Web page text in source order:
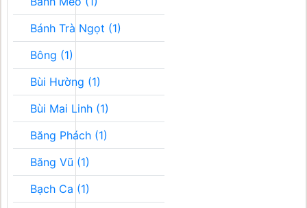
Bánh Trà Ngọt (1)
Bông (1)
Bùi Hường (1)
Bùi Mai Linh (1)
Băng Phách (1)
Băng Vũ (1)
Bạch Ca (1)